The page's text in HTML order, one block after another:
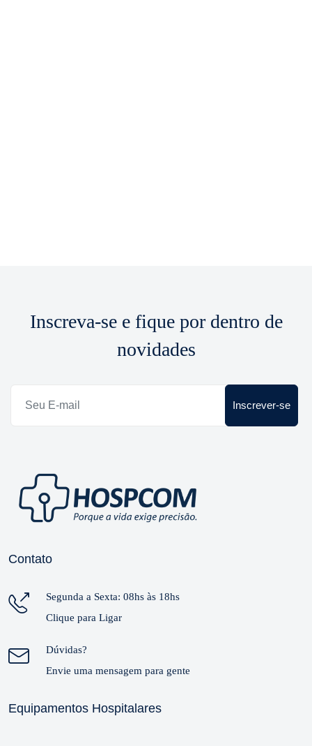
Inscreva-se e fique por dentro de
novidades
Inscrever-se
Contato
Segunda a Sexta: 08hs às 18hs
Clique para Ligar
Dúvidas?
Envie uma mensagem para gente
Equipamentos Hospitalares